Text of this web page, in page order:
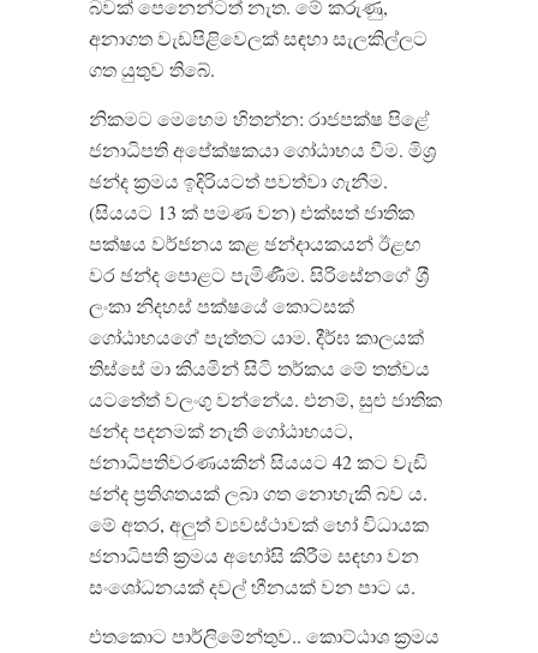
බවක් පෙනෙන්ටත් නැත. මේ කරුණු,
අනාගත වැඩපිළිවෙලක් සඳහා සැලකිල්ලට
ගත යුතුව තිබේ.
නිකමට මෙහෙම හිතන්න: රාජපක්ෂ පිළේ
ජනාධිපති අපේක්ෂකයා ගෝඨාභය වීම. මිශ‍්‍ර
ඡන්ද ක‍්‍රමය ඉදිරියටත් පවත්වා ගැනීම.
(සියයට 13 ක් පමණ වන) එක්සත් ජාතික
පක්ෂය වර්ජනය කළ ඡන්දායකයන් ඊළඟ
වර ඡන්ද පොළට පැමිණීම. සිරිසේනගේ ශ‍්‍රී
ලංකා නිදහස් පක්ෂයේ කොටසක්
ගෝඨාභයගේ පැත්තට යාම. දීර්ඝ කාලයක්
තිස්සේ මා කියමින් සිටි තර්කය මේ තත්වය
යටතේත් වලංගු වන්නේය. එනම්, සුළු ජාතික
ඡන්ද පදනමක් නැති ගෝඨාභයට,
ජනාධිපතිවරණයකින් සියයට 42 කට වැඩි
ඡන්ද ප‍්‍රතිශතයක් ලබා ගත නොහැකි බව ය.
මේ අතර, අලුත් ව්‍යවස්ථාවක් හෝ විධායක
ජනාධිපති ක‍්‍රමය අහෝසි කිරීම සඳහා වන
සංශෝධනයක් දවල් හීනයක් වන පාට ය.
එතකොට පාර්ලිමේන්තුව.. කොට්ඨාශ ක‍්‍රමය